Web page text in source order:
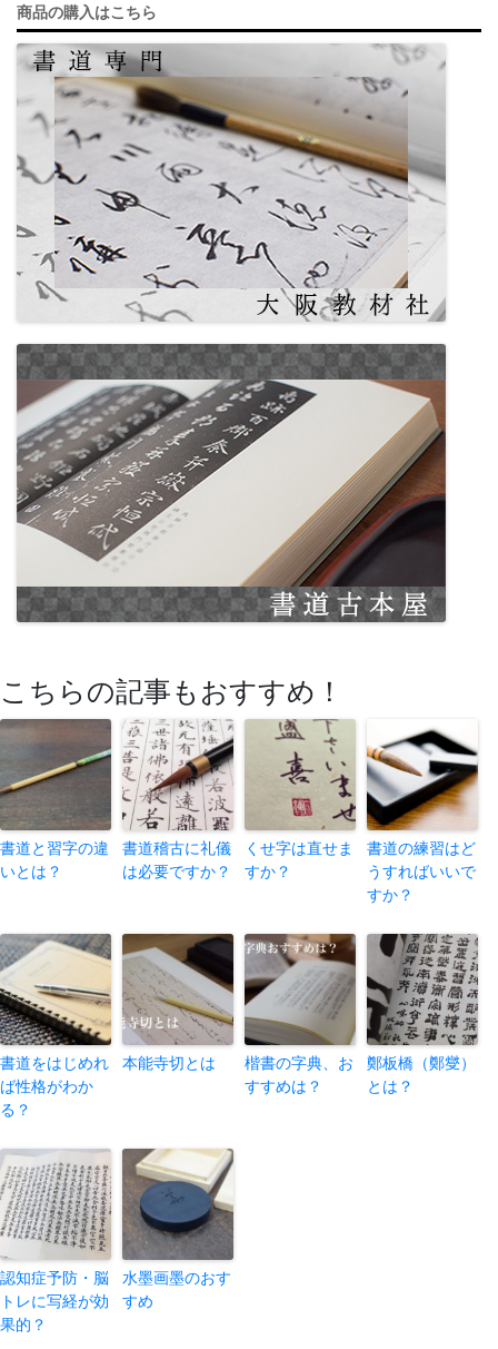
e
b
o
o
k
gr
a
m
商品の購入はこちら
こちらの記事もおすすめ！
書道と習字の違
いとは？
書道稽古に礼儀
は必要ですか？
くせ字は直せま
すか？
書道の練習はど
うすればいいで
すか？
書道をはじめれ
ば性格がわか
る？
本能寺切とは
楷書の字典、お
すすめは？
鄭板橋（鄭燮）
とは？
認知症予防・脳
トレに写経が効
果的？
水墨画墨のおす
すめ